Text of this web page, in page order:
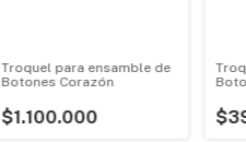
Troquel para ensamble de
Botones Corazón
$1.100.000